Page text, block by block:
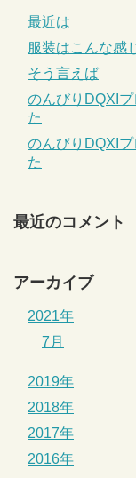
最近は
服装はこんな感
そう言えば
のんびりDQXI
た
のんびりDQXI
た
最近のコメント
アーカイブ
2021年
7月
2019年
2018年
2017年
2016年